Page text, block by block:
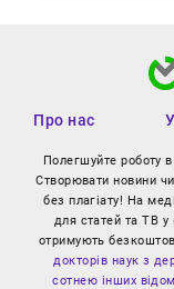
Про нас
Полегшуйте роботу
Створювати новини
без плагіату! На
для статей та ТВ у
отримують
докторів наук з
сотнею інших